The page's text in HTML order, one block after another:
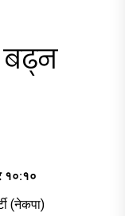
बढ्न
१०:१०
(नेकपा)